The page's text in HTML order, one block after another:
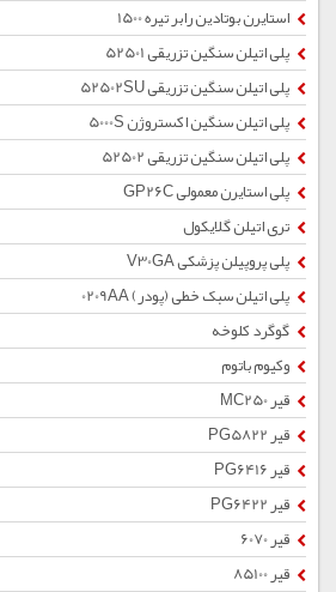
استایرن بوتادین رابر تیره 1500
پلی اتیلن سنگین تزریقی 52501
پلی اتیلن سنگین تزریقی 52502SU
پلی اتیلن سنگین اکستروژن 5000S
پلی اتیلن سنگین تزریقی 52502
پلی استایرن معمولی GP26C
تری اتیلن گلایکول
پلی پروپیلن پزشکی V30GA
پلی اتیلن سبک خطی (پودر) 0209AA
گوگرد کلوخه
وکیوم باتوم
قیر MC250
قیر PG5822
قیر PG6416
قیر PG6422
قیر 6070
قیر 85100